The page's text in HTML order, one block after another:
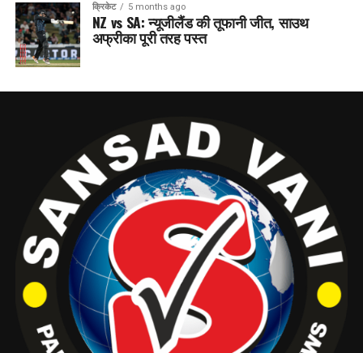
क्रिकेट 5 months ago
NZ vs SA: न्यूजीलैंड की तूफानी जीत, साउथ
अफ्रीका पूरी तरह पस्त